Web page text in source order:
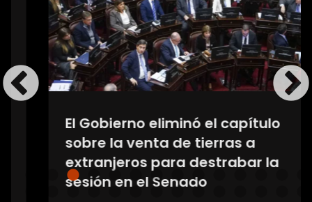
El Gobierno eliminó el capítulo
sobre la venta de tierras a
extranjeros para destrabar la
sesión en el Senado